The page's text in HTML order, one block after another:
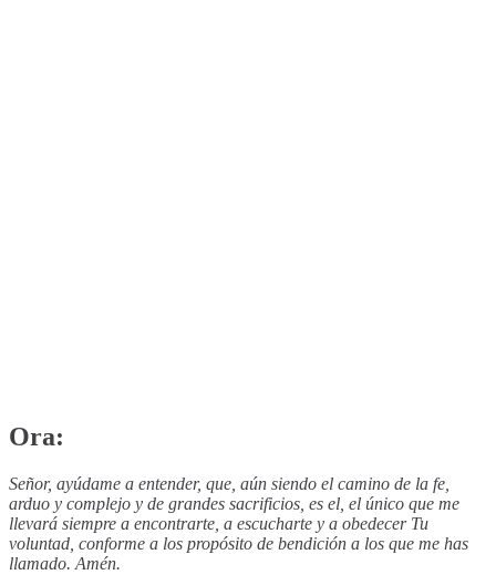
Ora:
Señor, ayúdame a entender, que, aún siendo el camino de la fe,
arduo y complejo y de grandes sacrificios, es el, el único que me
llevará siempre a encontrarte, a escucharte y a obedecer Tu
voluntad, conforme a los propósito de bendición a los que me has
llamado. Amén.